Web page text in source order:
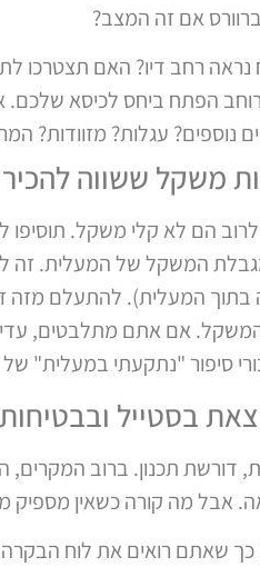
אם זה המצב?
רחב דיו? האם תצטרכו
הפתח ביחס לכיסא
נוספים? עגלות? מזוודות?
משקל ששווה להכיר
הם לא קלי משקל.
המשקל של המעלית. זה
המעלית). להתעלם מזה
המשקל. אם אתם מתלבטים,
סיפור "נתקעתי במעלית"
בסטייל
דורשת תכנון. ברוב
אבל מה קורה כשאין מספיק
כך שאתם רואים את לוח